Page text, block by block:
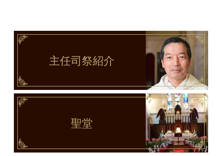
主任司祭紹介
聖堂